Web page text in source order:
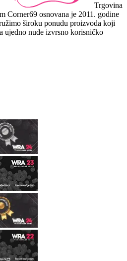
Trgovina
Corner69 osnovana je 2011. godine
široku ponudu proizvoda koji
ujedno nude izvrsno korisničko